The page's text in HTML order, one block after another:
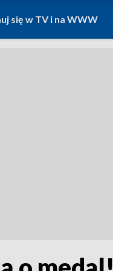
się w TV i na WWW